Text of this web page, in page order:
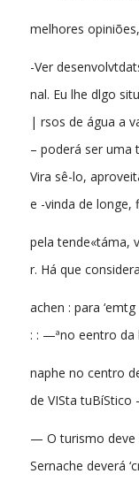
melhores
-Ver
nal. Eu lhe dlgo
| rsos de água a
– poderá ser uma
Vira sê-lo,
e -vinda de longe,
pela tende«táma,
r. Há que
achen : para ‘emtg
: : —ªno eentro da
naphe no centro
de VISta
— O turismo deve
Sernache deverá